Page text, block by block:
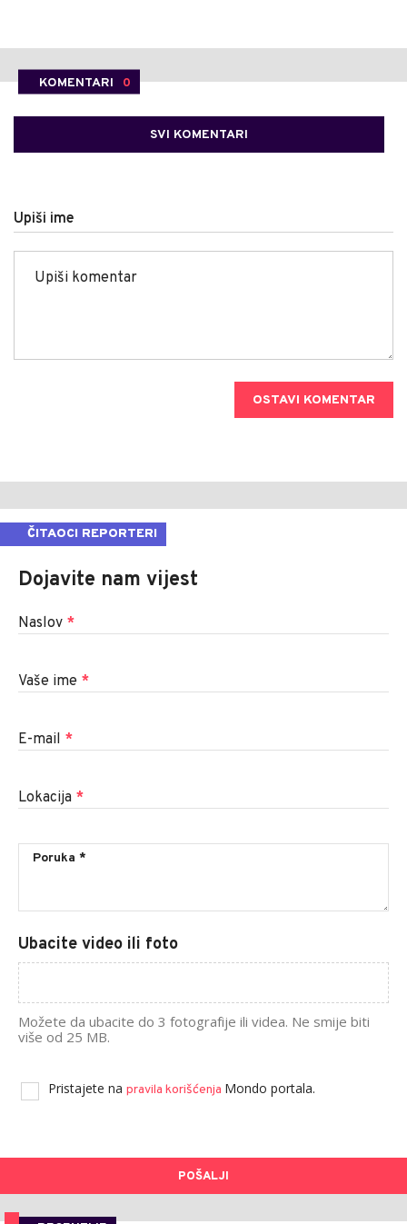
KOMENTARI 0
SVI KOMENTARI
Upiši ime
OSTAVI KOMENTAR
ČITAOCI REPORTERI
Dojavite nam vijest
Naslov *
Vaše ime *
E-mail *
Lokacija *
Ubacite video ili foto
Možete da ubacite do 3 fotografije ili videa. Ne smije biti
više od 25 MB.
Pristajete na pravila korišćenja Mondo portala.
POŠALJI